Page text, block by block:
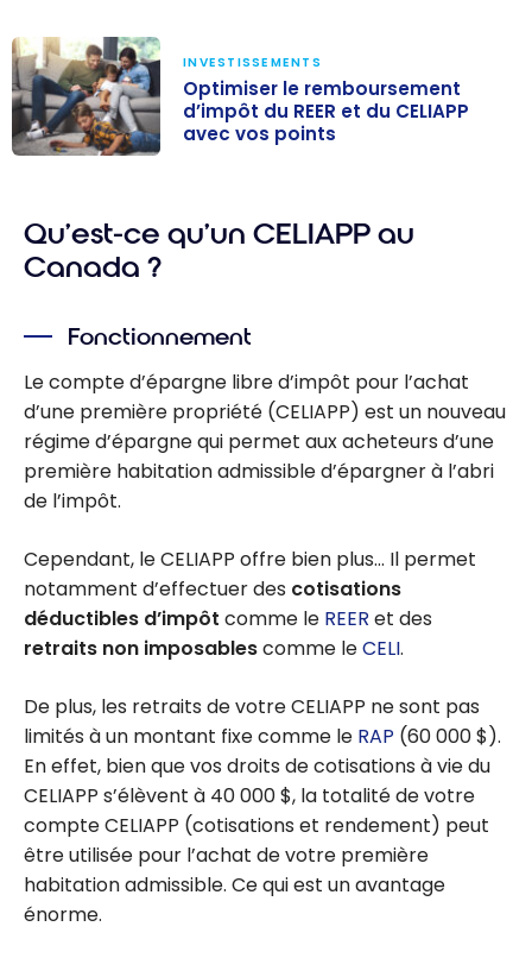
t d’impôt du
REER et du
INVESTISSEMENTS
Optimiser le remboursement
d’impôt du REER et du CELIAPP
avec vos points
Qu’est-ce qu’un CELIAPP au
Canada ?
Fonctionnement
Le compte d’épargne libre d’impôt pour l’achat
d’une première propriété (CELIAPP) est un nouveau
régime d’épargne qui permet aux acheteurs d’une
première habitation admissible d’épargner à l’abri
de l’impôt.
Cependant, le CELIAPP offre bien plus… Il permet
notamment d’effectuer des cotisations
déductibles d’impôt comme le REER et des
retraits non imposablescomme leCELI.
De plus, les retraits de votre CELIAPP ne sont pas
limités à un montant fixe comme le RAP (60 000 $).
En effet, bien que vos droits de cotisations à vie du
CELIAPP s’élèvent à 40 000 $, la totalité de votre
compte CELIAPP (cotisations et rendement) peut
être utilisée pour l’achat de votre première
habitation admissible. Ce qui est un avantage
énorme.